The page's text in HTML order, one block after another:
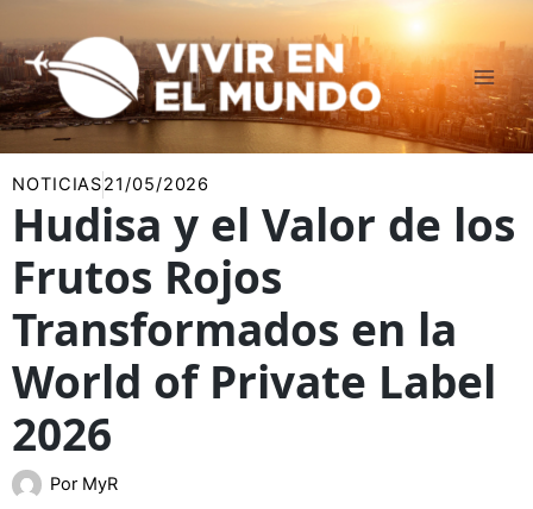
al
contenido
NOTICIAS21/05/2026
Hudisa y el Valor de los
Frutos Rojos
Transformados en la
World of Private Label
2026
Por MyR